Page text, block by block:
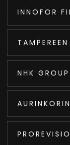
INNOFOR
NHK GROUP